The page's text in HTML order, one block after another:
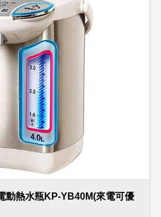
動熱水瓶KP-YB40M(來電可優